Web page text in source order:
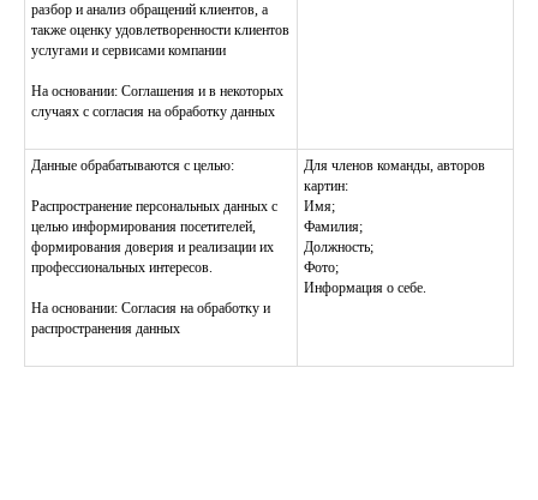
разбор и анализ обращений клиентов, а
также оценку удовлетворенности клиентов
услугами и сервисами компании
На основании: Соглашения и в некоторых
случаях с согласия на обработку данных
Данные обрабатываются с целью:
Распространение персональных данных с
целью информирования посетителей,
формирования доверия и реализации их
профессиональных интересов.
На основании: Согласия на обработку и
распространения данных
Для членов команды, авторов
картин:
Имя;
Фамилия;
Должность;
Фото;
Информация о себе.
@SYCHEVALEXANDER
КОНТАКТЫ
КОЛЛЕКЦИЯ
ОБО МНЕ
@SYCHEVALEX
© ALEXANDER SYCHEV, 2026
PERSONAL ART COLLECTION
ПОЛИТИКА КОНФИДЕНЦИАЛЬНОСТИ
признанной экстремистской организацией и запрещенной
на территории РФ.